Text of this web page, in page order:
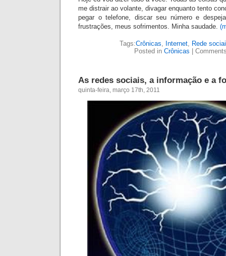
me distrair ao volante, divagar enquanto tento
pegar o telefone, discar seu número e
frustrações, meus sofrimentos. Minha saudade.
Tags:Crônicas, Internet, Rede
Posted in Crônicas
As redes sociais, a informação e a
quinta-feira, março 17th, 2011